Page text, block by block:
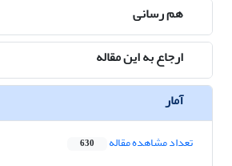
هم رسانی
ارجاع به این مقاله
آمار
تعداد مشاهده مقاله 630